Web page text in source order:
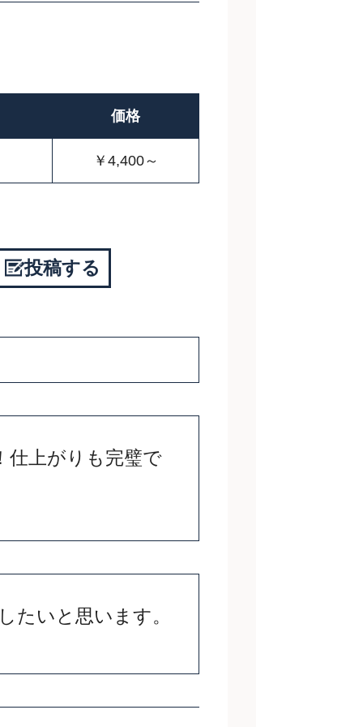
価格
￥4,400～
投稿する
仕上がりも完璧で
たいと思います。